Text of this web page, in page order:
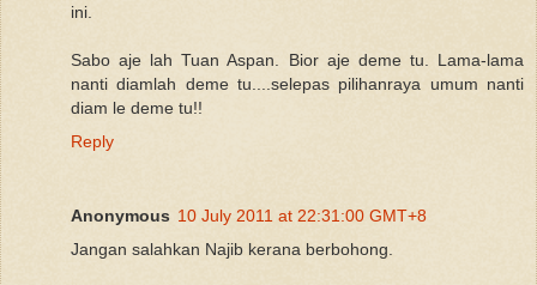
ini.
Sabo aje lah Tuan Aspan. Bior aje deme tu. Lama-lama
nanti diamlah deme tu....selepas pilihanraya umum nanti
diam le deme tu!!
Reply
Anonymous 10 July 2011 at 22:31:00 GMT+8
Jangan salahkan Najib kerana berbohong.